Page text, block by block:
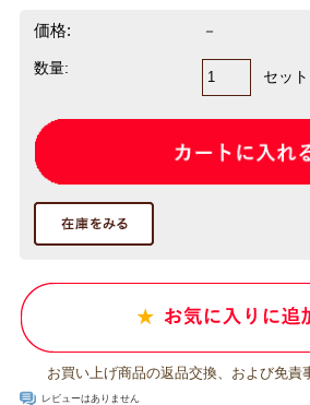
価格: －
数量: セット
お買い上げ商品の返品交換、および免責
レビューはありません